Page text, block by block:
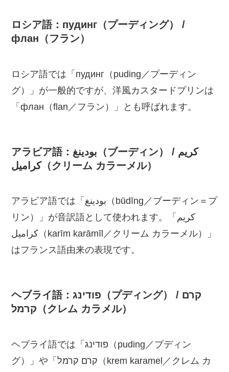
ロシア語：пудинг（プーディング） /
флан（フラン）
ロシア語では「пудинг（puding／プーディン
グ）」が一般的ですが、洋風カスタードプリンは
「флан（flan／フラン）」とも呼ばれます。
アラビア語：بودينغ（ブーディン） / كريم
كراميل（クリーム カラーメル）
アラビア語では「بودينغ（būdīng／ブーディン＝プ
リン）」が音訳語として使われます。「كريم
كراميل（karīm karāmīl／クリーム カラーメル）」
はフランス語由来の表現です。
ヘブライ語：פודינג（プディング） / קרם
קרמל（クレム カラメル）
ヘブライ語では「פודינג（puding／プディン
グ）」や「קרם קרמל（krem karamel／クレム カ